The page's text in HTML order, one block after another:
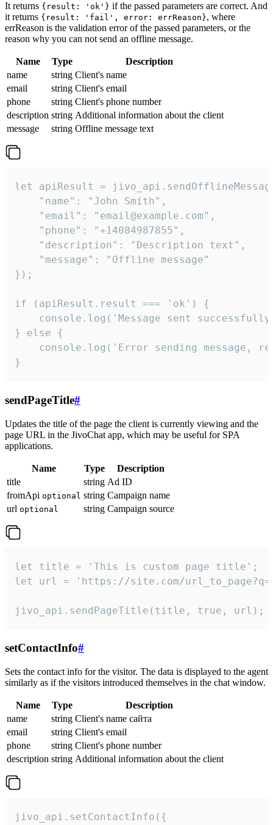
It returns {result: 'ok'} if the passed parameters are correct. And
it returns {result: 'fail', error: errReason}, where
errReason is the validation error of the passed parameters, or the
reason why you can not send an offline message.
Name Type
Description
name
string Client's name
email
string Client's email
phone
string Client's phone number
description string Additional information about the client
message
string Offline message text
let apiResult =
    "name": "John Smith",
    "email": "email@example.com",
    "phone": "+14084987855",
    "description": "Description text",
    "message": "Offline message"
});
if (apiResult.result === 'ok') {
console.log('Message sent
} else {
console.log('Error sending message,
}
sendPageTitle#
Updates the title of the page the client is currently viewing and the
page URL in the JivoChat app, which may be useful for SPA
applications.
Name Type
Description
title
string Ad ID
fromApi optional string Campaign name
url optional string Campaign source
let title = 'This is custom page title';
let url = 'https://site.com/
jivo_api.sendPageTitle(title, true, url);
setContactInfo#
Sets the contact info for the visitor. The data is displayed to the agent
similarly as if the visitors introduced themselves in the chat window.
Name Type
Description
name
string Client's name сайта
email
string Client's email
phone
string Client's phone number
description string Additional information about the client
jivo_api.setContactInfo({